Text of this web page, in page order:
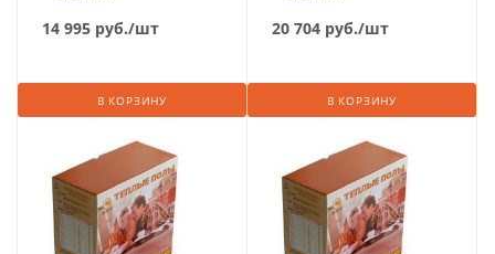
14 995 руб./шт
В КОРЗИНУ
20 704 руб./шт
В КОРЗИНУ